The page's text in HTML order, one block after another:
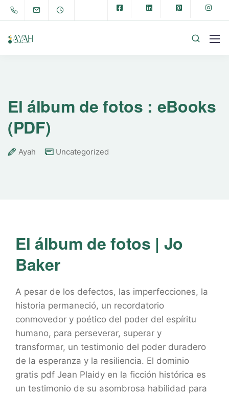
El álbum de fotos : eBooks
(PDF)
Ayah Uncategorized
El álbum de fotos | Jo
Baker
A pesar de los defectos, las imperfecciones, la
historia permaneció, un recordatorio
conmovedor y poético del poder del espíritu
humano, para perseverar, superar y
transformar, un testimonio del poder duradero
de la esperanza y la resiliencia. El dominio
gratis pdf Jean Plaidy en la ficción histórica es
un testimonio de su asombrosa habilidad para